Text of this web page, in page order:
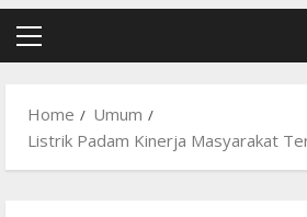
Primary
Home
Umum
Listrik Padam Kinerja Masyarakat